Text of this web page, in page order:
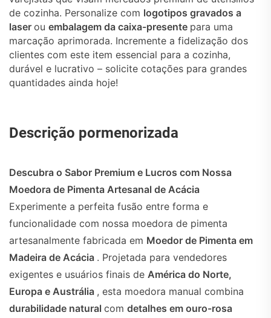
de cozinha. Personalize com logotipos gravados a
laser ou embalagem da caixa-presente para uma
marcação aprimorada. Incremente a fidelização dos
clientes com este item essencial para a cozinha,
durável e lucrativo – solicite cotações para grandes
quantidades ainda hoje!
Descrição pormenorizada
Descubra o Sabor Premium e Lucros com Nossa
Moedora de Pimenta Artesanal de Acácia
Experimente a perfeita fusão entre forma e
funcionalidade com nossa moedora de pimenta
artesanalmente fabricada em Moedor de Pimenta em
Madeira de Acácia . Projetada para vendedores
exigentes e usuários finais de América do Norte,
Europa e Austrália , esta moedora manual combina
durabilidade natural com detalhes em ouro-rosa